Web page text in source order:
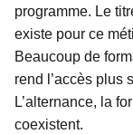
programme. Le
existe pour ce
Beaucoup de
rend l’accès plus
L’alternance, la
coexistent.